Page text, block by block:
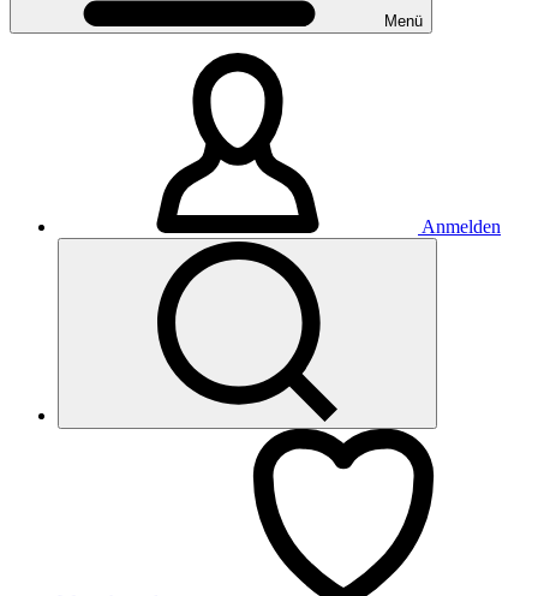
Menü
Anmelden